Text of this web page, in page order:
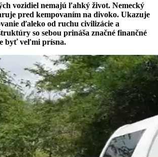
vozidiel nemajú ľahký život. Nemecký
pred kempovaním na divoko. Ukazuje
ďaleko od ruchu civilizácie a
so sebou prináša značné finančné
byť veľmi prísna.